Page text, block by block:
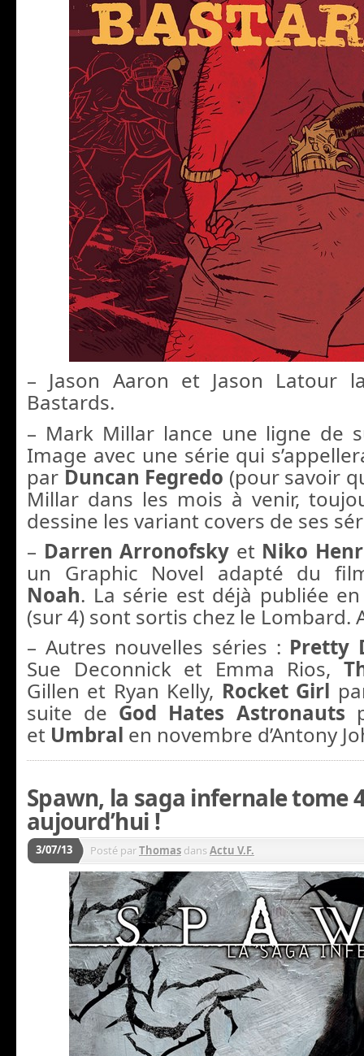
– Jason Aaron et Jason Latour
Bastards.
– Mark Millar lance une ligne de
Image avec une série qui
par Duncan Fegredo (pour savoir
Millar dans les mois à venir,
dessine les variant covers de ses
– Darren Arronofsky et Niko
un Graphic Novel adapté du
Noah. La série est déjà publiée
(sur 4) sont sortis chez le Lombard.
– Autres nouvelles séries : Pretty
Sue Deconnick et Emma Rios,
Gillen et Ryan Kelly, Rocket Girl
suite de God Hates Astronauts
et Umbral en novembre d’Antony
Spawn, la saga infernale tome
aujourd’hui !
3/07/13 Posté parThomas dansActu V.F.